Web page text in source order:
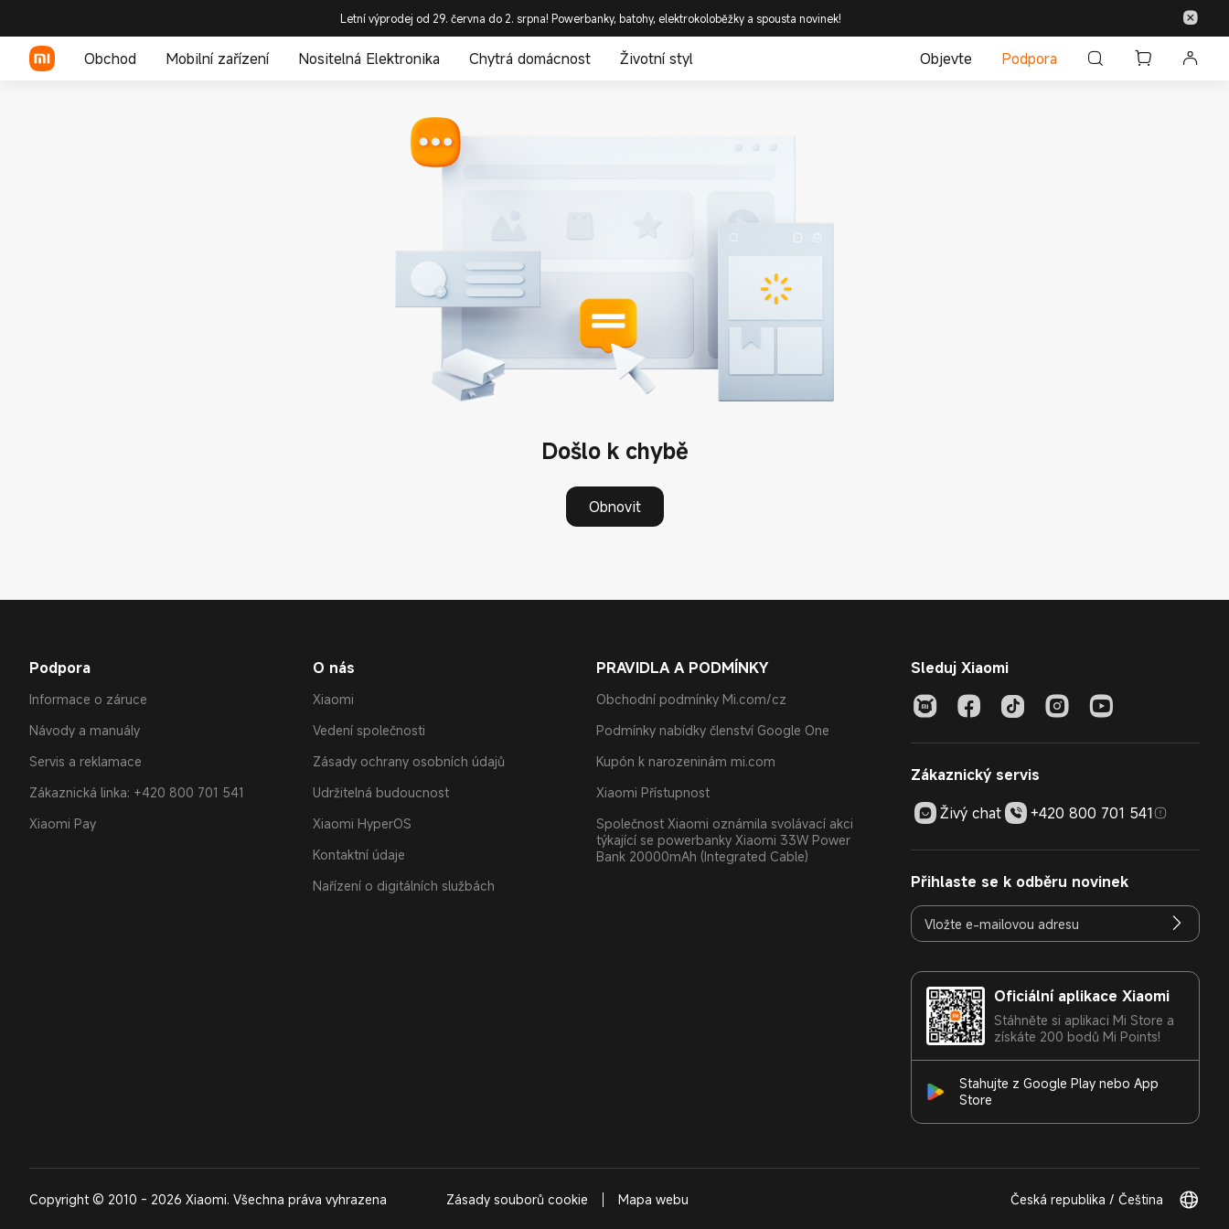
Letní výprodej od 29. června do 2. srpna! Powerbanky, batohy, elektrokoloběžky a spousta novinek!
Obchod Mobilní zařízení Nositelná Elektronika Chytrá domácnost Životní styl Objevte Podpora
Došlo k chybě
Obnovit
Podpora
Informace o záruce
Návody a manuály
Servis a reklamace
Zákaznická linka: +420 800 701 541
Xiaomi Pay
O nás
Xiaomi
Vedení společnosti
Zásady ochrany osobních údajů
Udržitelná budoucnost
Xiaomi HyperOS
Kontaktní údaje
Nařízení o digitálních službách
PRAVIDLA A PODMÍNKY
Obchodní podmínky Mi.com/cz
Podmínky nabídky členství Google One
Kupón k narozeninám mi.com
Xiaomi Přístupnost
Společnost Xiaomi oznámila svolávací akci
týkající se powerbanky Xiaomi 33W Power
Bank 20000mAh (Integrated Cable)
Sleduj Xiaomi
Zákaznický servis
Živý chat
+420 800 701 541
Přihlaste se k odběru novinek
Oficiální aplikace Xiaomi
Stáhněte si aplikaci Mi Store a
získáte 200 bodů Mi Points!
Stahujte z Google Play nebo App
Store
Copyright © 2010 - 2026 Xiaomi. Všechna práva vyhrazena Zásady souborů cookie Mapa webu Česká republika / Čeština